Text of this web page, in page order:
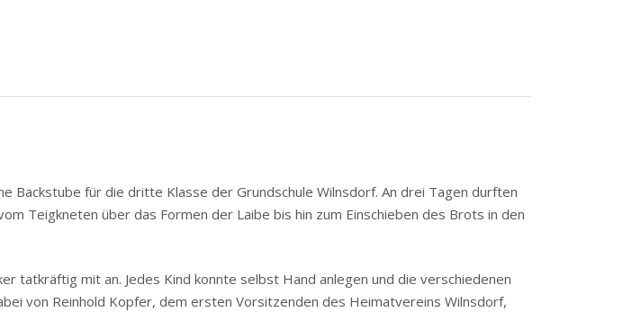
Backstube für die dritte Klasse der Grundschule Wilnsdorf. An drei Tagen durften
Teigkneten über das Formen der Laibe bis hin zum Einschieben des Brots in den
tatkräftig mit an. Jedes Kind konnte selbst Hand anlegen und die verschiedenen
von Reinhold Kopfer, dem ersten Vorsitzenden des Heimatvereins Wilnsdorf,